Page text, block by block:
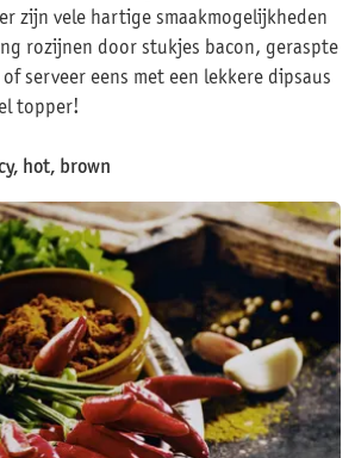
zijn vele hartige smaakmogelijkheden
rozijnen door stukjes bacon, geraspte
serveer eens met een lekkere dipsaus
topper!
hot, brown